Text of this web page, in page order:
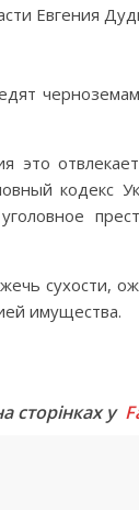
Евгения
это
кодекс
сухости,
имущества.
сторінках у